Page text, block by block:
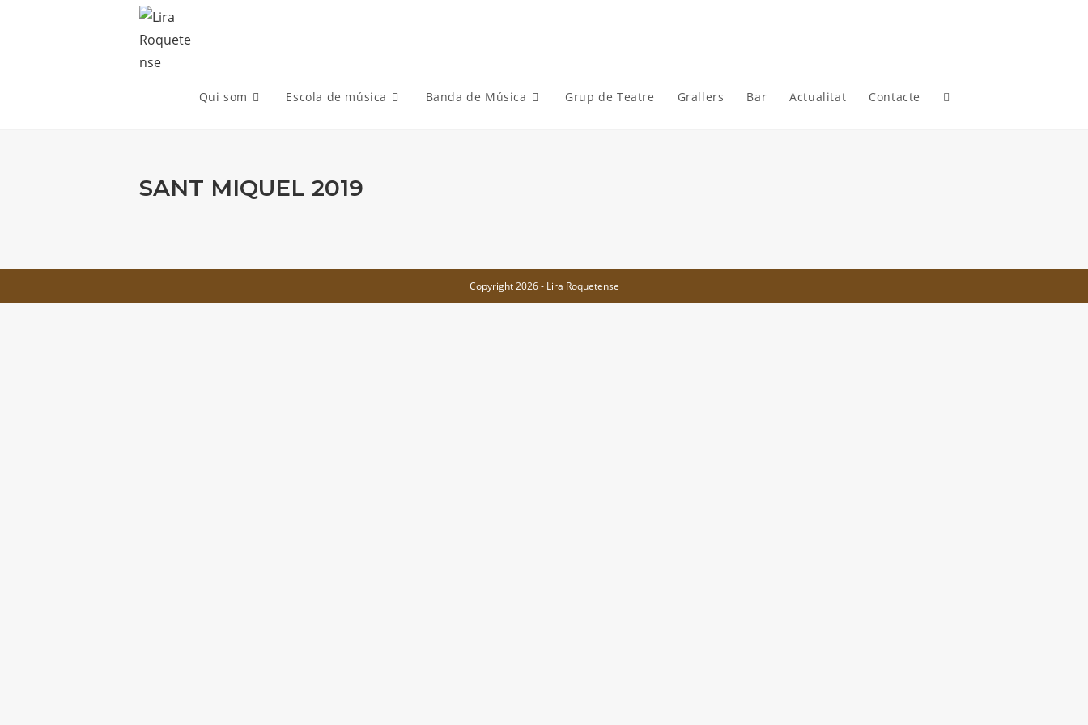
Qui som Escola de música Banda de Música Grup de Teatre Grallers Bar Actualitat Contacte
SANT MIQUEL 2019
Copyright 2026 - Lira Roquetense